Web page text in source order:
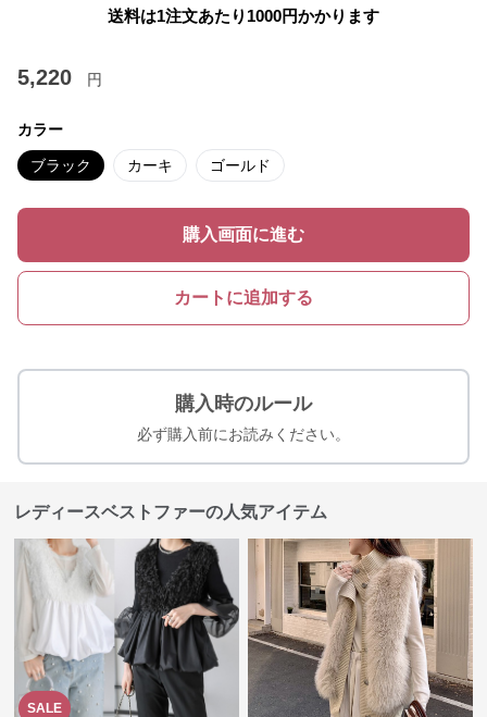
送料は1注文あたり 1000円かかります
5,220 円
カラー
ブラック カーキ ゴールド
購入画面に進む
カートに追加する
購入時のルール
必ず購入前にお読みください。
レディースベストファーの人気アイテム
SALE